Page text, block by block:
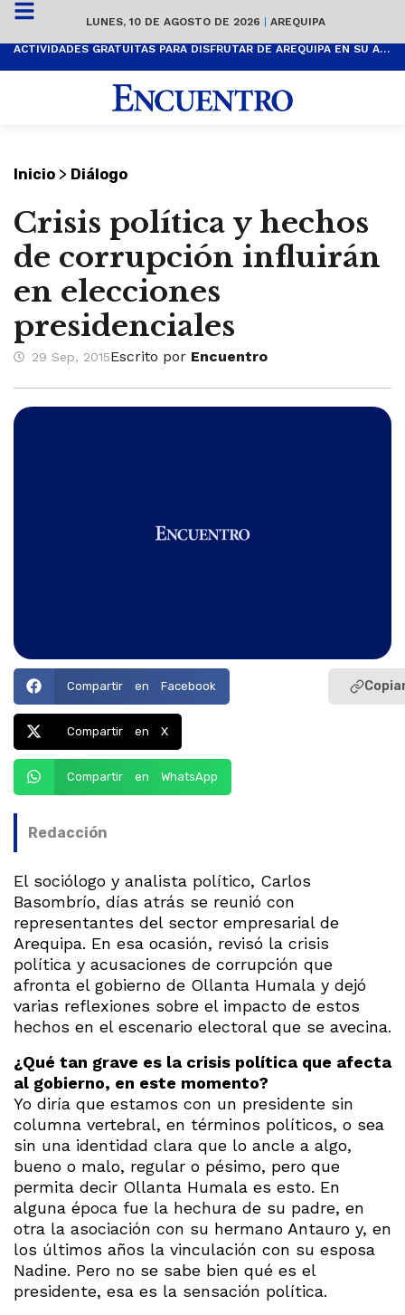
LUNES, 10 DE AGOSTO DE 2026 | AREQUIPA
ACTIVIDADES GRATUITAS PARA DISFRUTAR DE AREQUIPA EN SU ANIVERSARIO
Inicio > Diálogo
Crisis política y hechos
de corrupción influirán
en elecciones
presidenciales
29 Sep, 2015Escrito por Encuentro
Compartir en Facebook
Compartir en X
Compartir en WhatsApp
Redacción
El sociólogo y analista político, Carlos
Basombrío, días atrás se reunió con
representantes del sector empresarial de
Arequipa. En esa ocasión, revisó la crisis
política y acusaciones de corrupción que
afronta el gobierno de Ollanta Humala y dejó
varias reflexiones sobre el impacto de estos
hechos en el escenario electoral que se avecina.
¿Qué tan grave es la crisis política que afecta
al gobierno, en este momento?
Yo diría que estamos con un presidente sin
columna vertebral, en términos políticos, o sea
sin una identidad clara que lo ancle a algo,
bueno o malo, regular o pésimo, pero que
permita decir Ollanta Humala es esto. En
alguna época fue la hechura de su padre, en
otra la asociación con su hermano Antauro y, en
los últimos años la vinculación con su esposa
Nadine. Pero no se sabe bien qué es el
presidente, esa es la sensación política.